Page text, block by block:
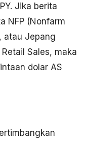
Jika berita
NFP (Nonfarm
atau Jepang
Sales, maka
dolar AS